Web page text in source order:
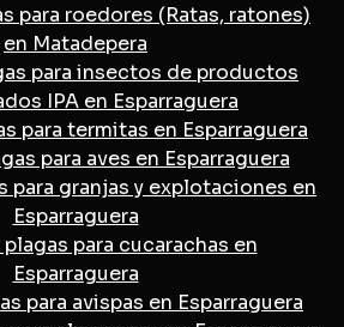
para roedores (Ratas, ratones)
en Matadepera
para insectos de productos
IPA en Esparraguera
para termitas en Esparraguera
para aves en Esparraguera
para granjas y explotaciones en
Esparraguera
para cucarachas en
Esparraguera
para avispas en Esparraguera